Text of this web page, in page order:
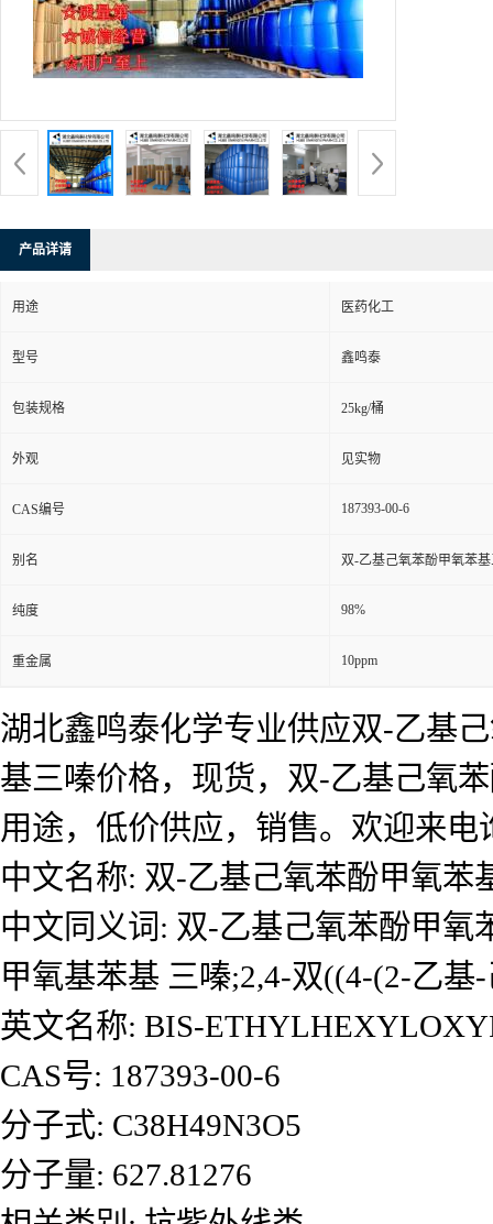
产品详请
用途 医药化工
型号 鑫鸣泰
包装规格 25kg/桶
外观 见实物
CAS编号 187393-00-6
别名 双-乙基己氧苯酚甲氧苯
纯度 98%
重金属 10ppm
湖北鑫鸣泰化学专业供应双-乙基
基三嗪价格，现货，双-乙基己氧
用途，低价供应，销售。欢迎来
中文名称: 双-乙基己氧苯酚甲氧苯
中文同义词: 双-乙基己氧苯酚甲
甲氧基苯基 三嗪;2,4-双((4-(2-乙
英文名称: BIS-
CAS号: 187393-00-6
分子式: C38H49N3O5
分子量: 627.81276